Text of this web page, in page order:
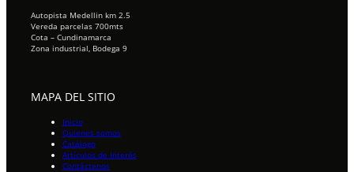
Autopista Medellin km 2.5
Vereda parcelas 700mts
Cota – Cundinamarca
Zona industrial, Bodega 9
MAPA DEL SITIO
Inicio
Quienes somos
Catálogo
Artículos de Interés
Contáctenos